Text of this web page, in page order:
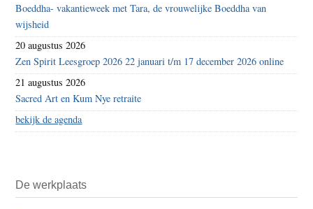
Boeddha- vakantieweek met Tara, de vrouwelijke Boeddha van
wijsheid
20 augustus 2026
Zen Spirit Leesgroep 2026 22 januari t/m 17 december 2026 online
21 augustus 2026
Sacred Art en Kum Nye retraite
bekijk de agenda
De werkplaats